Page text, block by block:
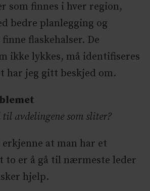
som finnes i hver region,
bedre planlegging og
flaskehalser. De
ikke lykkes, må identifiseres
har jeg gitt beskjed om.
avdelingene som sliter?
at man har et
to er å gå til nærmeste leder
hjelp.